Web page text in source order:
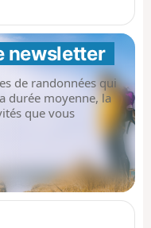
on finit par le
newsletter
de randonnées qui
durée moyenne, la
que vous